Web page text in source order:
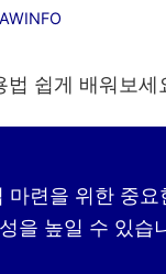
마련을 위한 중
을 높일 수 있습